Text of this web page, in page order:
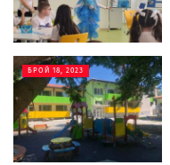
БРОЙ 18, 2023